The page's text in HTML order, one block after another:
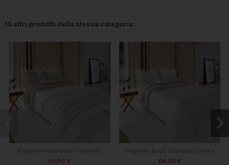
13 altri prodotti della stessa categoria:
Krypt timbrato bouti copriletto
53,99 €
Trapunta Bouti Stampata Larisa
64,00 €